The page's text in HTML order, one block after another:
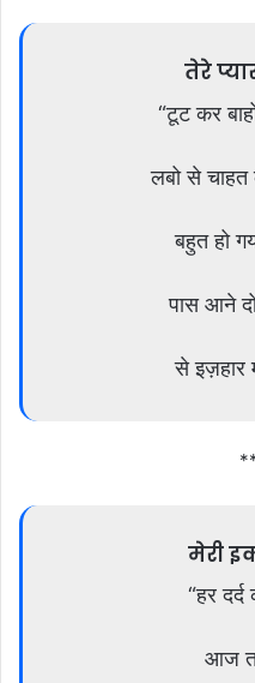
तेरे
“टूट कर
लबो से चाहत
बहुत हो
पास आने
से इज़हार
मेरी
“हर दर्द
आज